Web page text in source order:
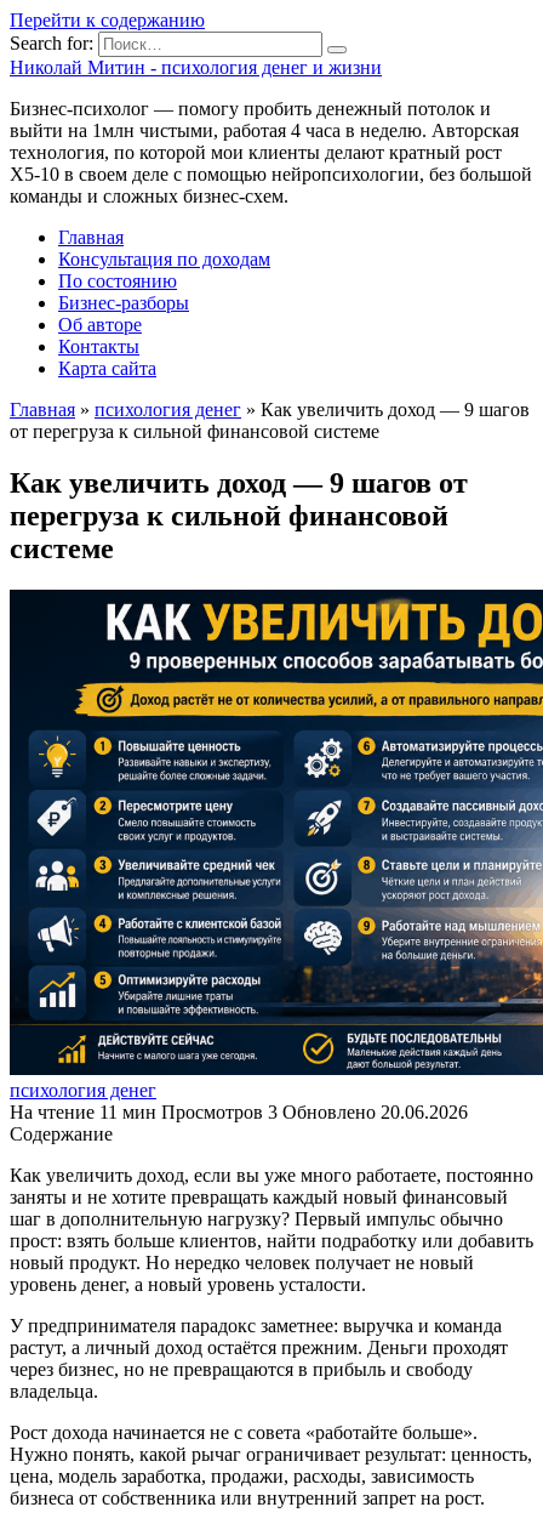
Перейти к содержанию
Search for:
Николай Митин - психология денег и жизни
Бизнес-психолог — помогу пробить денежный потолок и
выйти на 1млн чистыми, работая 4 часа в неделю. Авторская
технология, по которой мои клиенты делают кратный рост
Х5-10 в своем деле с помощью нейропсихологии, без большой
команды и сложных бизнес-схем.
Главная
Консультация по доходам
По состоянию
Бизнес-разборы
Об авторе
Контакты
Карта сайта
Главная » психология денег » Как увеличить доход — 9 шагов
от перегруза к сильной финансовой системе
Как увеличить доход — 9 шагов от
перегруза к сильной финансовой
системе
психология денег
На чтение 11 мин Просмотров 3 Обновлено 20.06.2026
Содержание
Как увеличить доход, если вы уже много работаете, постоянно
заняты и не хотите превращать каждый новый финансовый
шаг в дополнительную нагрузку? Первый импульс обычно
прост: взять больше клиентов, найти подработку или добавить
новый продукт. Но нередко человек получает не новый
уровень денег, а новый уровень усталости.
У предпринимателя парадокс заметнее: выручка и команда
растут, а личный доход остаётся прежним. Деньги проходят
через бизнес, но не превращаются в прибыль и свободу
владельца.
Рост дохода начинается не с совета «работайте больше».
Нужно понять, какой рычаг ограничивает результат: ценность,
цена, модель заработка, продажи, расходы, зависимость
бизнеса от собственника или внутренний запрет на рост.